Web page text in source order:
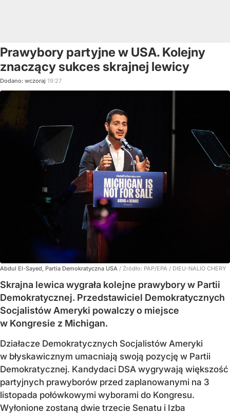
Prawybory partyjne w USA. Kolejny
znaczący sukces skrajnej lewicy
Dodano: wczoraj 19:27
Abdul El-Sayed, Partia Demokratyczna USA / Źródło: PAP/EPA / DIEU-NALIO CHERY
Skrajna lewica wygrała kolejne prawybory w Partii
Demokratycznej. Przedstawiciel Demokratycznych
Socjalistów Ameryki powalczy o miejsce
w Kongresie z Michigan.
Działacze Demokratycznych Socjalistów Ameryki
w błyskawicznym umacniają swoją pozycję w Partii
Demokratycznej. Kandydaci DSA wygrywają większość
partyjnych prawyborów przed zaplanowanymi na 3
listopada połówkowymi wyborami do Kongresu.
Wyłonione zostaną dwie trzecie Senatu i Izba